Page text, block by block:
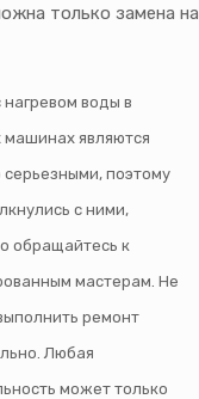
только замена на
воды в
машинах являются
серьезными, поэтому
с ними,
обращайтесь к
мастерам. Не
ремонт
Любая
может только